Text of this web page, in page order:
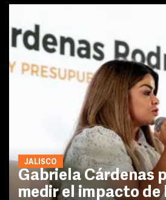
JALISCO
Gabriela Cárdenas
medir el impacto de